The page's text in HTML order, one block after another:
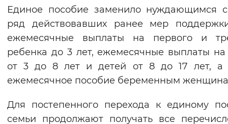
Единое пособие заменило нуждающимся
ряд действовавших ранее мер
ежемесячные выплаты на первого и
ребенка до 3 лет, ежемесячные выплаты на
от 3 до 8 лет и детей от 8 до 17 лет, а
ежемесячное пособие беременным
Для постепенного перехода к единому
семьи продолжают получать все